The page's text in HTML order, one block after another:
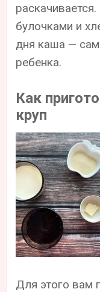
булочками и
дня каша —
ребенка.
Как
круп
Для этого вам